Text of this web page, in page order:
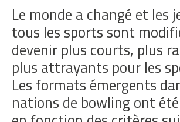
Le monde a changé et les
tous les sports sont
devenir plus courts, plus
plus attrayants pour les
Les formats émergents
nations de bowling ont